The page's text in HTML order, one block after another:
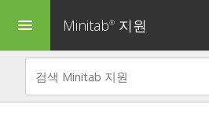
menu Minitab® 지원